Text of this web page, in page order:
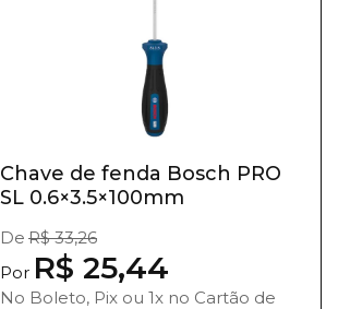
Chave de fenda Bosch PRO
SL 0.6×3.5×100mm
De R$ 33,26
Por R$ 25,44
No Boleto, Pix ou 1x no Cartão de